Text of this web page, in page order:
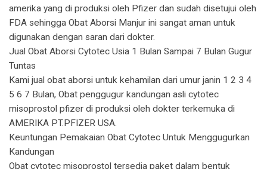
amerika yang di produksi oleh Pfizer dan sudah disetujui oleh
FDA sehingga Obat Aborsi Manjur ini sangat aman untuk
digunakan dengan saran dari dokter.
Jual Obat Aborsi Cytotec Usia 1 Bulan Sampai 7 Bulan Gugur
Tuntas
Kami jual obat aborsi untuk kehamilan dari umur janin 1 2 3 4
5 6 7 Bulan, Obat penggugur kandungan asli cytotec
misoprostol pfizer di produksi oleh dokter terkemuka di
AMERIKA PT.PFIZER USA.
Keuntungan Pemakaian Obat Cytotec Untuk Menggugurkan
Kandungan
Obat cytotec misoprostol tersedia paket dalam bentuk